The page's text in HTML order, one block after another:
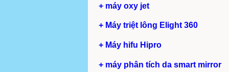
+ máy oxy jet
+ Máy triệt lông Elight 360
+ Máy hifu Hipro
+ máy phân tích da smart mirror